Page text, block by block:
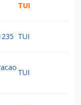
TUI
TUI
TUI